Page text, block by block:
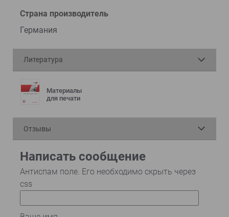
Страна производитель
Германия
Литература
Материалы
для печати
Отзывы
Написать сообщение
Антиспам поле. Его необходимо скрыть через
css